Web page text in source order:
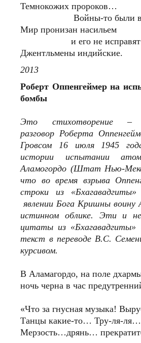
Темнокожих пророков…
Войны-то были
Мир пронизан насильем
и его не исправят
Джентльмены индийские.
2013
Роберт Оппенгеймер на
бомбы
Это стихотворение –
разговор Роберта
Гровсом 16 июля 1945
истории испытании
Аламогордо (Штат Нью-
что во время взрыва
строки из
явлении Бога Кришны воину
истинном облике. Эти и
цитаты из
текст в переводе В.С.
курсивом.
В Аламагордо, на поле
ночь черна в час
«Что за гнусная музыка!
Танцы какие-то… Тру-ля-ля…
Мерзость…дрянь…